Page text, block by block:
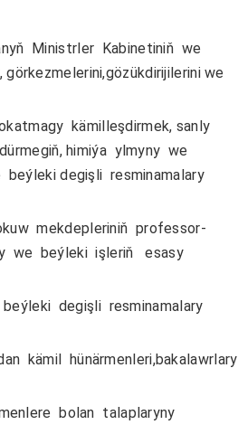
Ministrler Kabinetiniň we
we
kämilleşdirmek, sanly
himiýa ylmyny we
degişli resminamalary
mekdepleriniň professor-
we beýleki işleriň esasy
degişli resminamalary
kämil hünärmenleri,bakalawrlary
bolan talaplaryny